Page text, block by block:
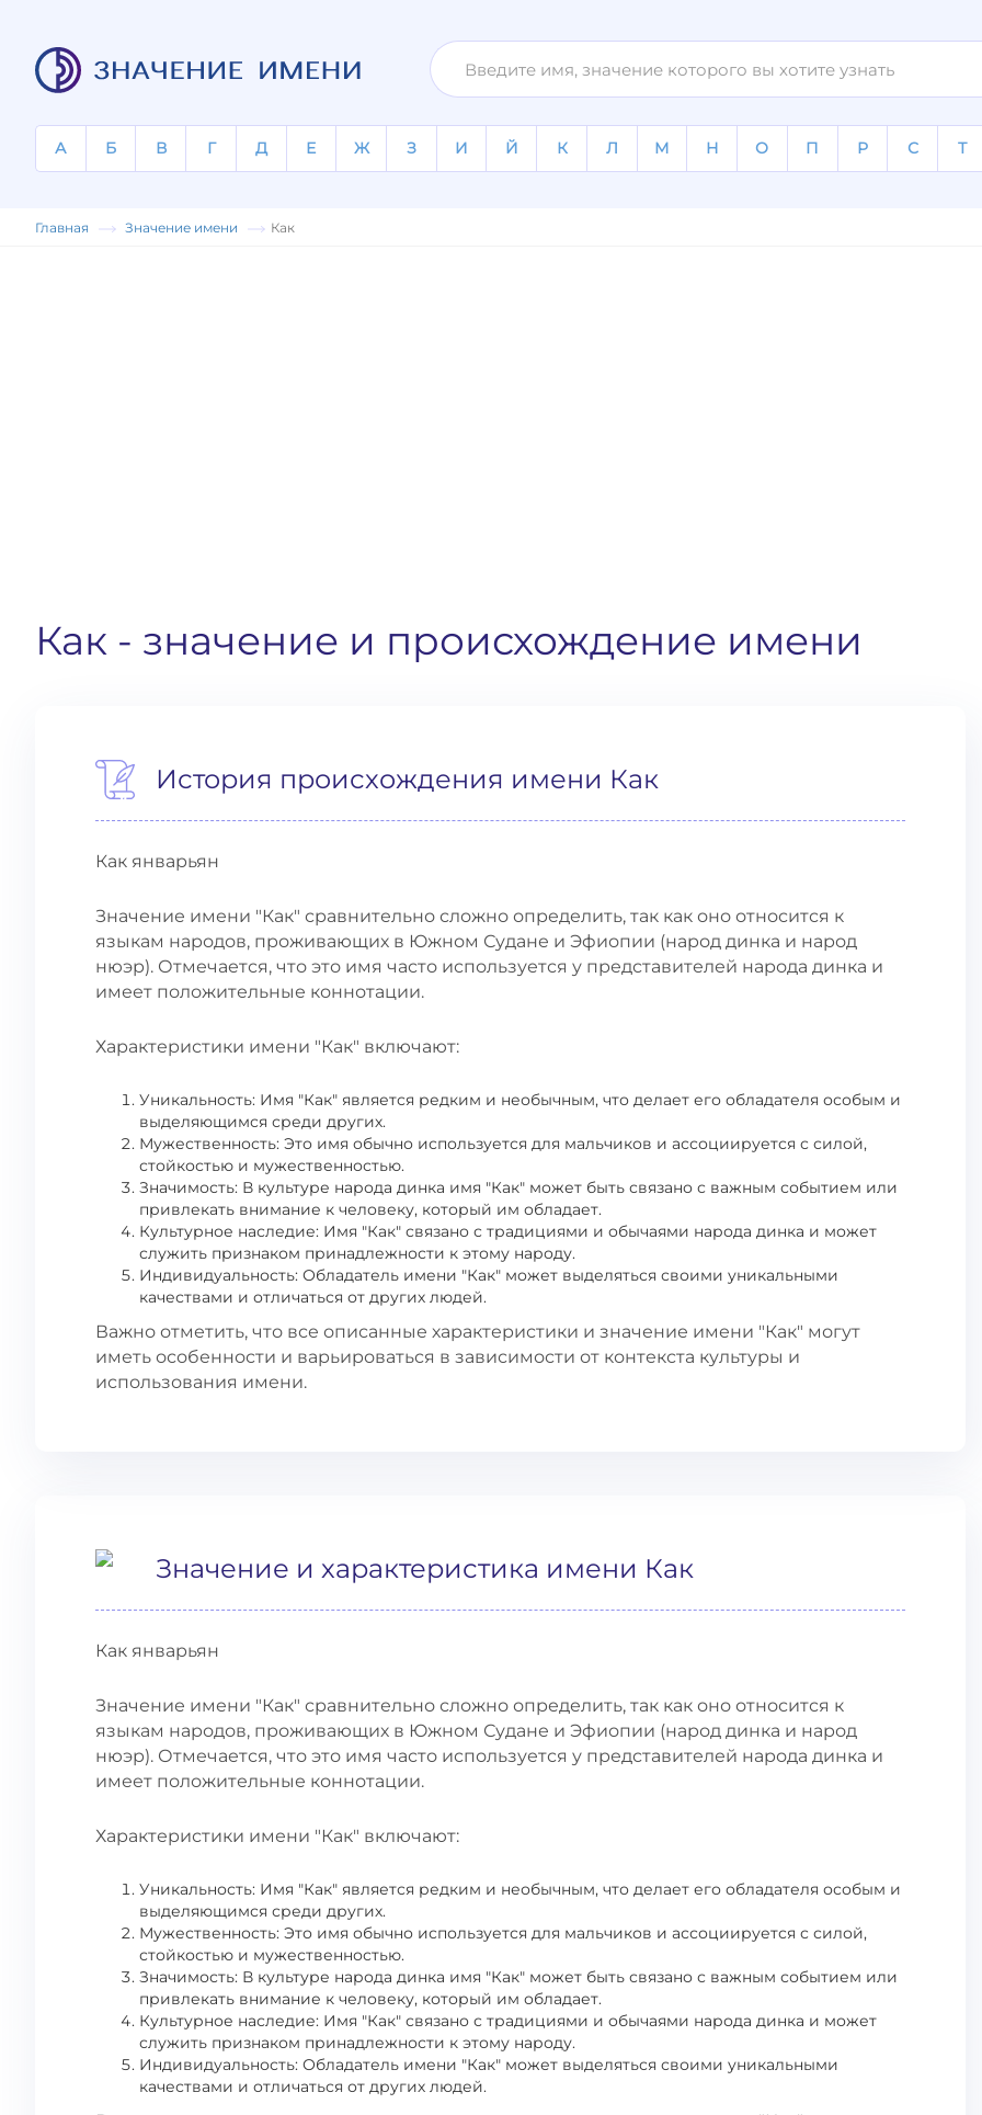
А Б В Г Д Е Ж З И Й К Л М Н О П Р С Т
Главная Значение имени Как
Как - значение и происхождение имени
История происхождения имени Как
Как январьян
Значение имени "Как" сравнительно сложно определить, так как оно относится к
языкам народов, проживающих в Южном Судане и Эфиопии (народ динка и народ
нюэр). Отмечается, что это имя часто используется у представителей народа динка и
имеет положительные коннотации.
Характеристики имени "Как" включают:
Уникальность: Имя "Как" является редким и необычным, что делает его обладателя особым и
выделяющимся среди других.
Мужественность: Это имя обычно используется для мальчиков и ассоциируется с силой,
стойкостью и мужественностью.
Значимость: В культуре народа динка имя "Как" может быть связано с важным событием или
привлекать внимание к человеку, который им обладает.
Культурное наследие: Имя "Как" связано с традициями и обычаями народа динка и может
служить признаком принадлежности к этому народу.
Индивидуальность: Обладатель имени "Как" может выделяться своими уникальными
качествами и отличаться от других людей.
Важно отметить, что все описанные характеристики и значение имени "Как" могут
иметь особенности и варьироваться в зависимости от контекста культуры и
использования имени.
Значение и характеристика имени Как
Как январьян
Значение имени "Как" сравнительно сложно определить, так как оно относится к
языкам народов, проживающих в Южном Судане и Эфиопии (народ динка и народ
нюэр). Отмечается, что это имя часто используется у представителей народа динка и
имеет положительные коннотации.
Характеристики имени "Как" включают:
Уникальность: Имя "Как" является редким и необычным, что делает его обладателя особым и
выделяющимся среди других.
Мужественность: Это имя обычно используется для мальчиков и ассоциируется с силой,
стойкостью и мужественностью.
Значимость: В культуре народа динка имя "Как" может быть связано с важным событием или
привлекать внимание к человеку, который им обладает.
Культурное наследие: Имя "Как" связано с традициями и обычаями народа динка и может
служить признаком принадлежности к этому народу.
Индивидуальность: Обладатель имени "Как" может выделяться своими уникальными
качествами и отличаться от других людей.